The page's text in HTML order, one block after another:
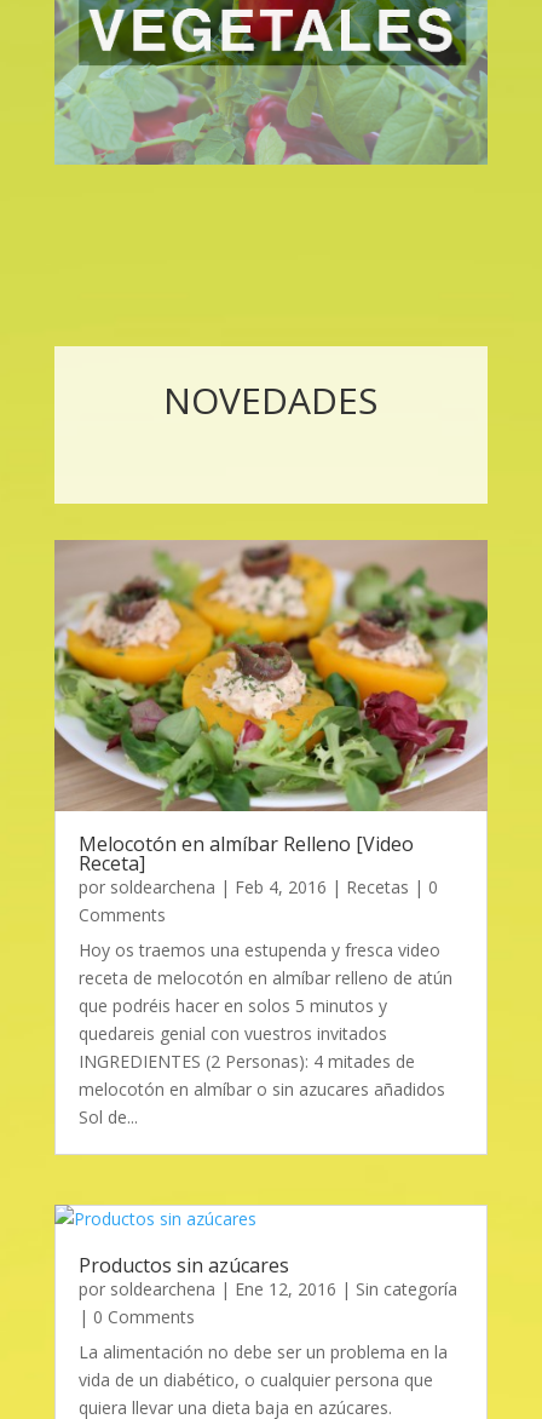
NOVEDADES
Melocotón en almíbar Relleno [Video
Receta]
por soldearchena | Feb 4, 2016 | Recetas | 0
Comments
Hoy os traemos una estupenda y fresca video
receta de melocotón en almíbar relleno de atún
que podréis hacer en solos 5 minutos y
quedareis genial con vuestros invitados
INGREDIENTES (2 Personas): 4 mitades de
melocotón en almíbar o sin azucares añadidos
Sol de...
Productos sin azúcares
por soldearchena | Ene 12, 2016 | Sin categoría
| 0 Comments
La alimentación no debe ser un problema en la
vida de un diabético, o cualquier persona que
quiera llevar una dieta baja en azúcares.